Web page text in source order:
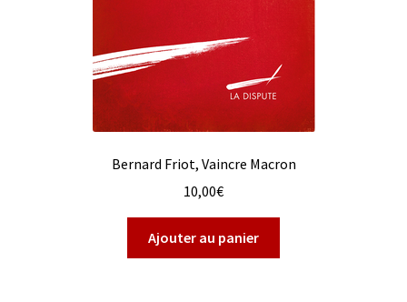
Bernard Friot, Vaincre Macron
10,00€
Ajouter au panier